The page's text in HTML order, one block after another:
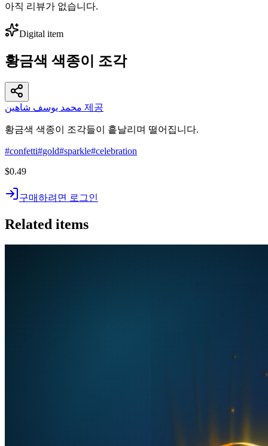
아직 리뷰가 없습니다.
Digital item
황금색 색종이 조각
محمد يوسف شاهين 제공
황금색 색종이 조각들이 흩날리며 떨어집니다.
#confetti#gold#sparkle#celebration
$0.49
구매하려면 로그인
Related items